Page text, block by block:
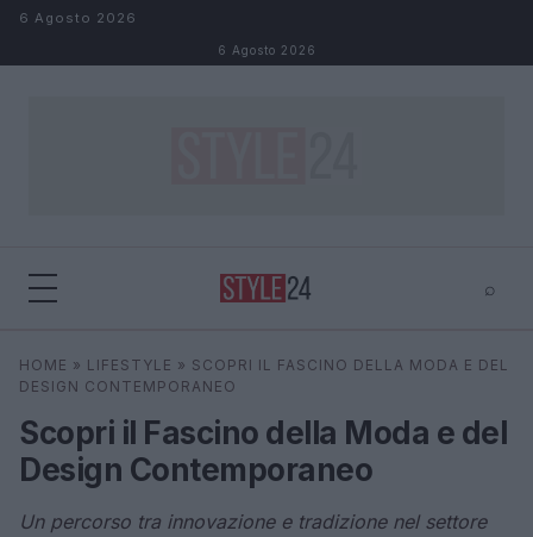
Salta al contenuto
6 Agosto 2026
6 Agosto 2026
⌕
Cerca ⌕ ×
HOME » LIFESTYLE » SCOPRI IL FASCINO DELLA MODA E DEL
DESIGN CONTEMPORANEO
Scopri il Fascino della Moda e del
Design Contemporaneo
Un percorso tra innovazione e tradizione nel settore